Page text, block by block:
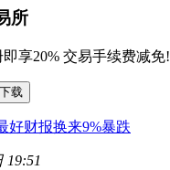
所
即享20% 交易手续费减免!
载
好财报换来9%暴跌
19:51